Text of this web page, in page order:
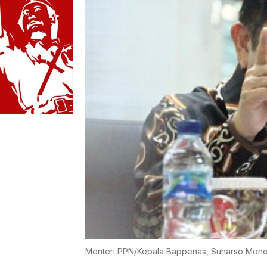
Menteri PPN/Kepala Bappenas, Suharso